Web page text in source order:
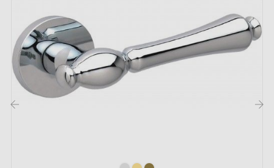
La poignée de porte DECO est fabriquée enzamak,
un matériau robuste et durable qui résiste à l’usure
quotidienne. Sa poignée lourde et pleine offre une